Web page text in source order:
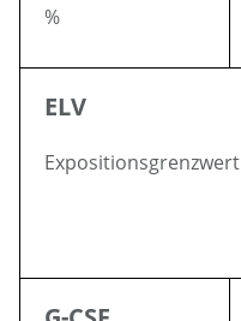
%
ELV
Expositionsgrenzwert